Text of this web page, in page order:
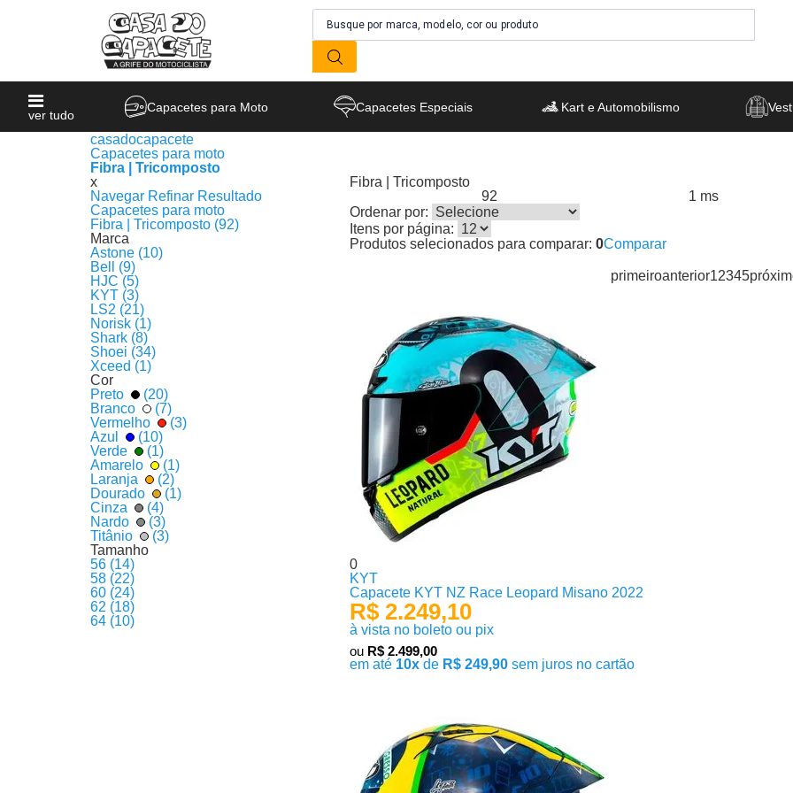
ver tudo
Capacetes para Moto Capacetes Especiais Kart e Automobilismo
casadocapacete
Capacetes para moto
Fibra | Tricomposto
x
Navegar Refinar Resultado
Capacetes para moto
Fibra | Tricomposto (92)
Marca
Astone (10)
Bell (9)
HJC (5)
KYT (3)
LS2 (21)
Norisk (1)
Shark (8)
Shoei (34)
Xceed (1)
Cor
Preto
(20)
Branco
(7)
Vermelho
(3)
Azul
(10)
Verde
(1)
Amarelo
(1)
Laranja
(2)
Dourado
(1)
Cinza
(4)
Nardo
(3)
Titânio
(3)
Tamanho
56 (14)
58 (22)
60 (24)
62 (18)
64 (10)
Fibra | Tricomposto
92
1 ms
Ordenar por:
Itens por página:
Produtos selecionados para comparar: 0Comparar
primeiroanterior12345
0
KYT
Capacete KYT NZ Race Leopard Misano 2022
R$ 2.249,10
à vista no boleto ou pix
ou R$ 2.499,00
em até 10xde R$ 249,90sem juros no cartão